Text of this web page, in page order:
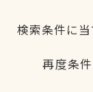
検索条件に
再度条